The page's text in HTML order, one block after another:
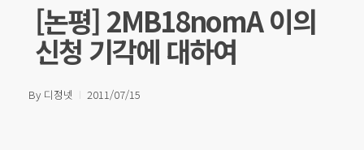
[논평] 2MB18nomA 이의
신청 기각에 대하여
By 디정넷 2011/07/15